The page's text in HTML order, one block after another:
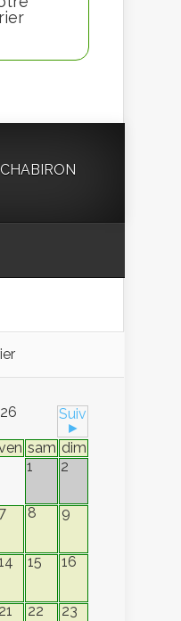
Suiv
►
sam dim
1
2
7 8 9
15 16
21 22 23